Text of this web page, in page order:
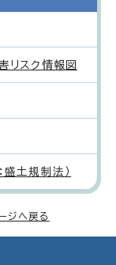
リスク情報図
土規制法）
ジへ戻る